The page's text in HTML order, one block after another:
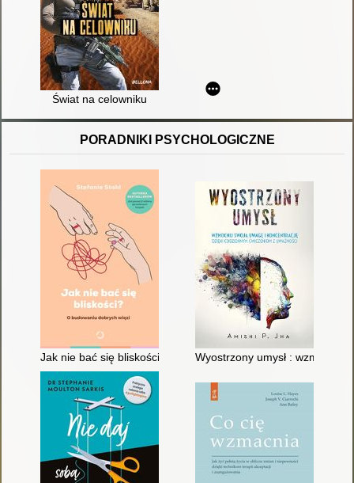
Świat na celowniku
PORADNIKI PSYCHOLOGICZNE
Jak nie bać się bliskości? : o budowaniu dobrych więzi
Wyostrzony umysł : wzmocnij